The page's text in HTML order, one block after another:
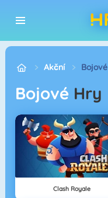
Akční Bojové
Bojové Hry
Clash Royale